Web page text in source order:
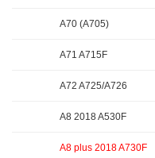
A70 (A705)
A71 A715F
A72 A725/A726
A8 2018 A530F
A8 plus 2018 A730F